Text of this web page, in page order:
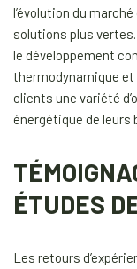
l’évolution du
solutions plus
le développement
thermodynamique
clients une variété
énergétique de leurs
ÉTUDES
Les retours